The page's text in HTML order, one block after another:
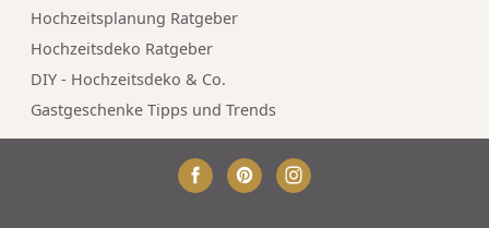
Hochzeitsplanung Ratgeber
Hochzeitsdeko Ratgeber
DIY - Hochzeitsdeko & Co.
Gastgeschenke Tipps und Trends